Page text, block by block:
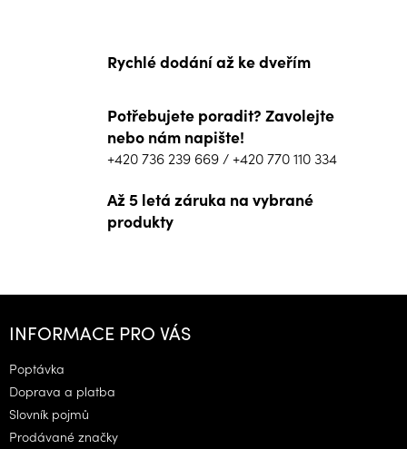
Rychlé dodání až ke dveřím
Potřebujete poradit? Zavolejte
nebo nám napište!
+420 736 239 669/ +420 770 110 334
Až 5 letá záruka na vybrané
produkty
Z
INFORMACE PRO VÁS
Poptávka
Doprava a platba
Slovník pojmů
Prodávané značky